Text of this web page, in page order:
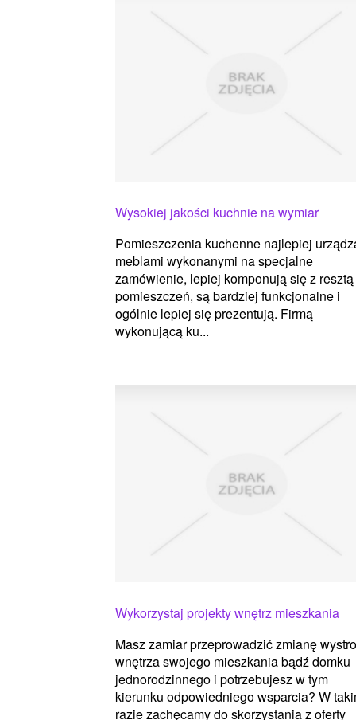
Wysokiej jakości kuchnie na wymiar
Pomieszczenia kuchenne najlepiej
meblami wykonanymi na specjalne
zamówienie, lepiej komponują się z resztą
pomieszczeń, są bardziej funkcjonalne i
ogólnie lepiej się prezentują. Firmą
wykonującą ku...
Wykorzystaj projekty wnętrz mieszkania
Masz zamiar przeprowadzić zmianę
wnętrza swojego mieszkania bądź domku
jednorodzinnego i potrzebujesz w tym
kierunku odpowiedniego wsparcia? W
razie zachęcamy do skorzystania z oferty